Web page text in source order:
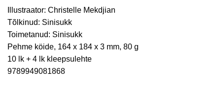
Illustraator: Christelle Mekdjian
Tõlkinud: Sinisukk
Toimetanud: Sinisukk
Pehme köide, 164 x 184 x 3 mm, 80 g
10 lk + 4 lk kleepsulehte
9789949081868